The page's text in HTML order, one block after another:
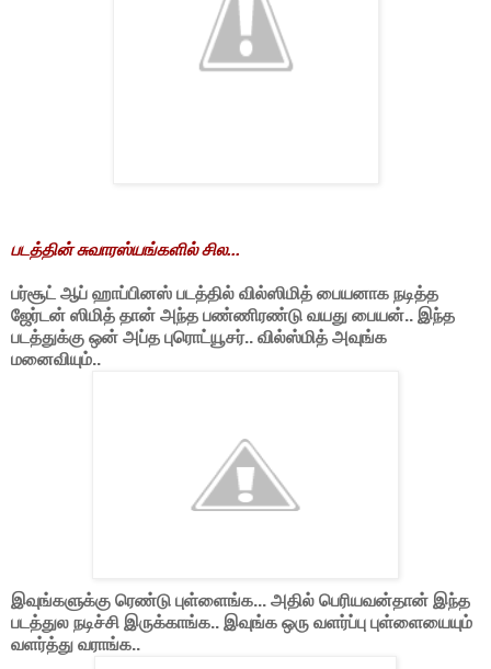
படத்தின் சுவாரஸ்யங்களில் சில...
பர்சூட் ஆப் ஹாப்பினஸ் படத்தில் வில்ஸிமித் பையனாக நடித்த
ஜேர்டன் ஸிமித் தான் அந்த பண்ணிரண்டு வயது பையன்.. இந்த
படத்துக்கு ஒன் அப்த புரொட்யூசர்.. வில்ஸ்மித் அவுங்க
மனைவியும்..
இவுங்களுக்கு ரெண்டு புள்ளைங்க... அதில் பெரியவன்தான் இந்த
படத்துல நடிச்சி இருக்காங்க.. இவுங்க ஒரு வளர்ப்பு புள்ளையையும்
வளர்த்து வராங்க..